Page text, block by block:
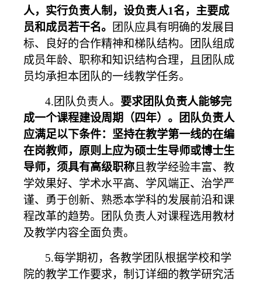
人，实行负责人制，设负责人1名，主要成
员和成员若干名。
团队应具有明确的发展目
标、良好的合作精神和梯队结构。团队组成
成员年龄、职称和知识结构合理，且团队成
员均承担本团队的一线教学任务。
4. 团队负责人。 要求团队负责人能够完
成一个课程建设周期（四年）。
团队负责人
应满足以下条件：坚持在教学第一线的在编
在岗教师，原则上应为硕士生导师或博士生
导师，须具有高级职称 且教学经验丰富、教
学效果好、学术水平高、学风端正、治学严
谨、勇于创新、熟悉本学科的发展前沿和课
程改革的趋势。团队负责人对课程选用教材
及教学内容全面负责。
5.每学期初，各教学团队根据学校和学
院的教学工作要求，制订详细的教学研究活